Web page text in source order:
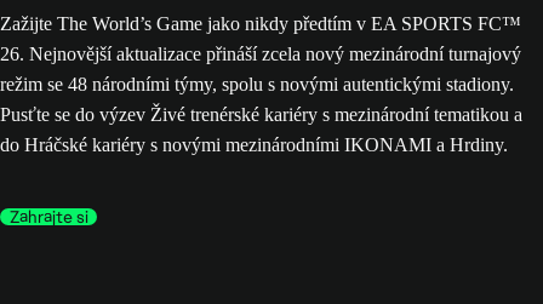
Zažijte The World’s Game jako nikdy předtím v EA SPORTS FC™
26. Nejnovější aktualizace přináší zcela nový mezinárodní turnajový
režim se 48 národními týmy, spolu s novými autentickými stadiony.
Pusťte se do výzev Živé trenérské kariéry s mezinárodní tematikou a
do Hráčské kariéry s novými mezinárodními IKONAMI a Hrdiny.
Zahrajte si